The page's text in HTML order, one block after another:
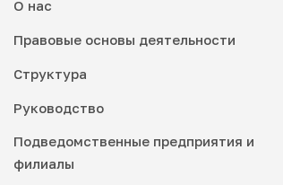
О нас
Правовые основы деятельности
Структура
Руководство
Подведомственные предприятия и
филиалы